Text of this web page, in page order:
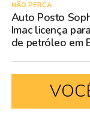
NÃO PERCA
Auto Posto
Imac licença
de petróleo em